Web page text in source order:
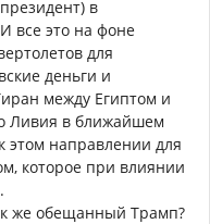
в
все это на фоне
для
деньги и
между Египтом и
Ливия в ближайшем
этом направлении для
которое при влиянии
же обещанный Трамп?